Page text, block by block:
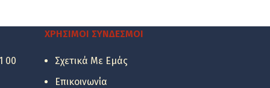
00
ΧΡΉΣΙΜΟΙ ΣΎΝΔΕΣΜΟΙ
Σχετικά Με Εμάς
Επικοινωνία